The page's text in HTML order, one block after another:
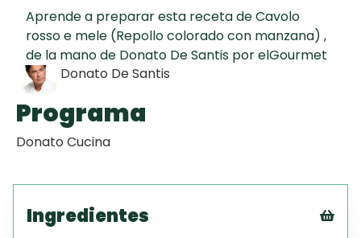
Masa de
Pionono
Aprende a preparar esta receta de Cavolo
rosso e mele (Repollo colorado con manzana) ,
de la mano de Donato De Santis por elGourmet
Autor
Donato De Santis
Programa
Donato Cucina
Ingredientes